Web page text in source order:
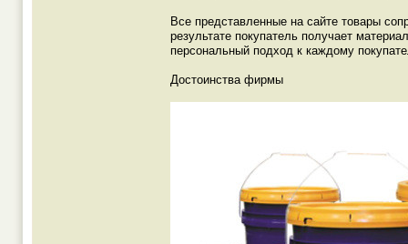
Все представленные на сайте товары
результате покупатель получает
персональный подход к каждому
Достоинства фирмы